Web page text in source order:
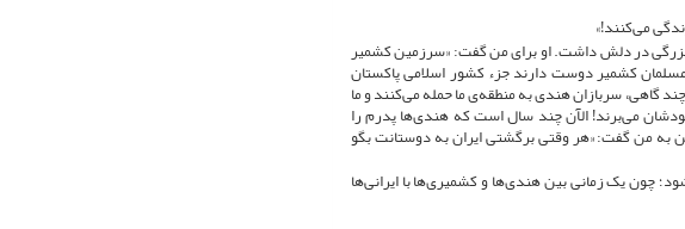
می‌کنند!»
در دلش داشت. او برای من گفت: «سرزمین کشمیر
کشمیر دوست دارند جزء کشور اسلامی پاکستان
گاهی، سربازان هندی به منطقه‌ی ما حمله می‌کنند و ما
می‌برند! الآن چند سال است که هندی‌ها پدرم را
به من گفت: «هر وقتی برگشتی ایران به دوستانت بگو
چون یک زمانی بین هندی‌ها و کشمیری‌ها با ایرانی‌ها